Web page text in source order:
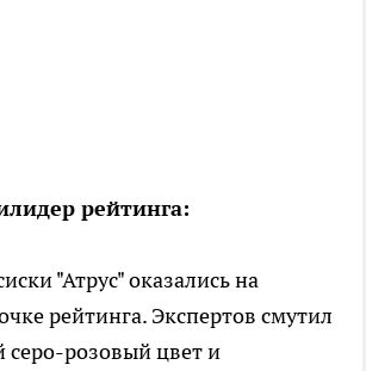
рейтинга:
"Атрус" оказались на
рейтинга. Экспертов смутил
серо-розовый цвет и